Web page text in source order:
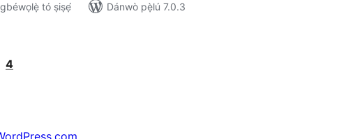
tó ṣiṣẹ́
Dánwò pẹ̀lú 7.0.3
4